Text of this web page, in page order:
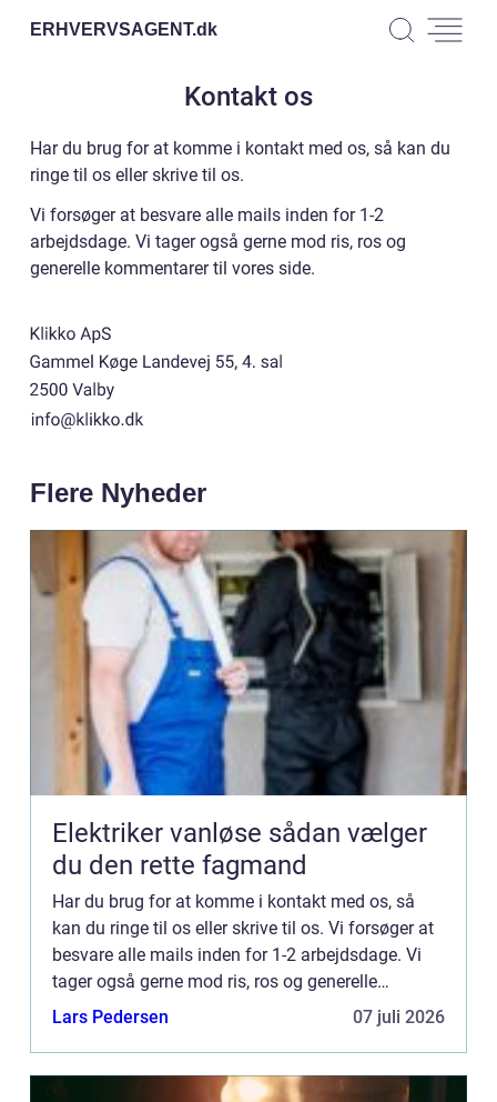
ERHVERVSAGENT.dk
Kontakt os
Har du brug for at komme i kontakt med os, så kan du
ringe til os eller skrive til os.
Vi forsøger at besvare alle mails inden for 1-2
arbejdsdage. Vi tager også gerne mod ris, ros og
generelle kommentarer til vores side.
Flere Nyheder
Elektriker vanløse sådan vælger
du den rette fagmand
Har du brug for at komme i kontakt med os, så
kan du ringe til os eller skrive til os. Vi forsøger at
besvare alle mails inden for 1-2 arbejdsdage. Vi
tager også gerne mod ris, ros og generelle
kommentarer til vores side.
Lars Pedersen 07 juli 2026